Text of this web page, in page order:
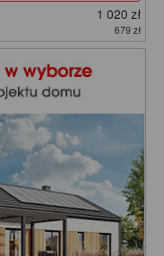
1 020 zł
679 zł